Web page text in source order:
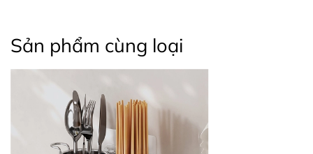
Sản phẩm cùng loại